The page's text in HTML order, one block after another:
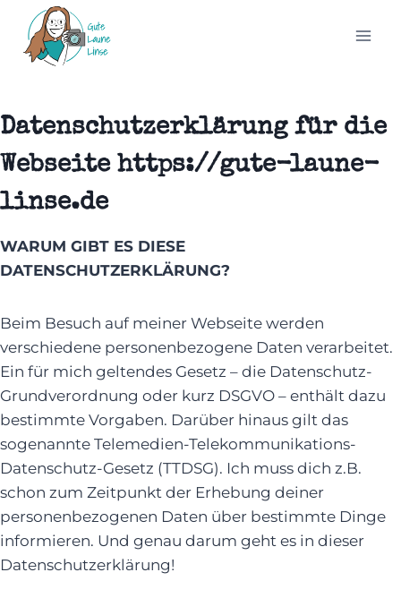
Inhalt
springen
Datenschutzerklärung für die
Webseite https://gute-laune-
linse.de
WARUM GIBT ES DIESE
DATENSCHUTZERKLÄRUNG?
Beim Besuch auf meiner Webseite werden
verschiedene personenbezogene Daten verarbeitet.
Ein für mich geltendes Gesetz – die Datenschutz-
Grundverordnung oder kurz DSGVO – enthält dazu
bestimmte Vorgaben. Darüber hinaus gilt das
sogenannte Telemedien-Telekommunikations-
Datenschutz-Gesetz (TTDSG). Ich muss dich z.B.
schon zum Zeitpunkt der Erhebung deiner
personenbezogenen Daten über bestimmte Dinge
informieren. Und genau darum geht es in dieser
Datenschutzerklärung!